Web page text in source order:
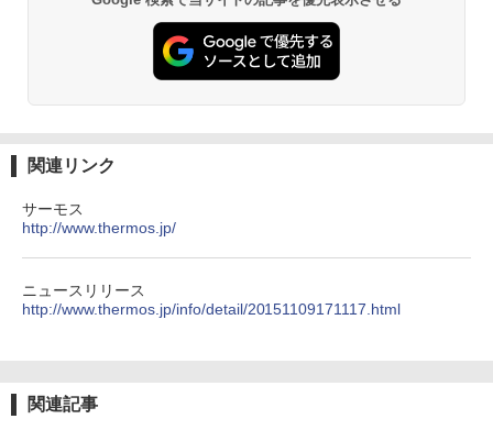
関連リンク
サーモス
http://www.thermos.jp/
ニュースリリース
http://www.thermos.jp/info/detail/20151109171117.html
関連記事